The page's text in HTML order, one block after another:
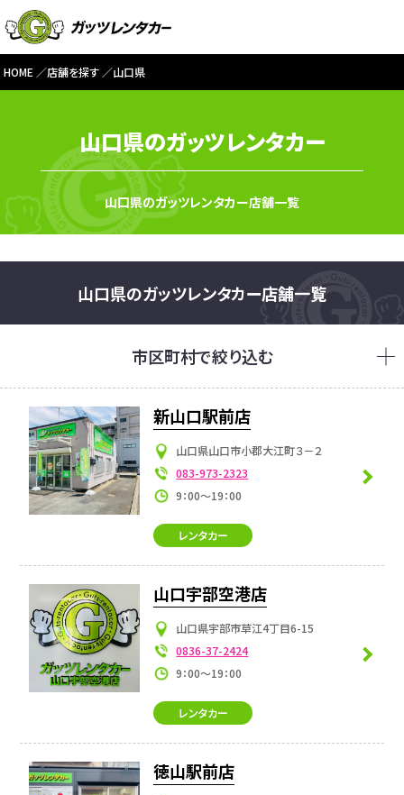
HOME 店舗を探す 山口県
山口県のガッツレンタカー
山口県のガッツレンタカー店舗一覧
山口県のガッツレンタカー店舗一覧
市区町村で絞り込む
新山口駅前店
山口県山口市小郡大江町３－２
083-973-2323
9：00～19：00
レンタカー
山口宇部空港店
山口県宇部市草江4丁目6-15
0836-37-2424
9：00～19：00
レンタカー
徳山駅前店